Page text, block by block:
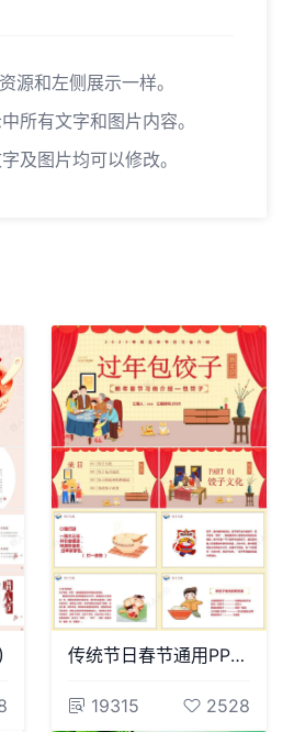
源和左侧展示一样。
所有文字和图片内容。
及图片均可以修改。
传统节日春节通用PPT模板(97)
19315 2528